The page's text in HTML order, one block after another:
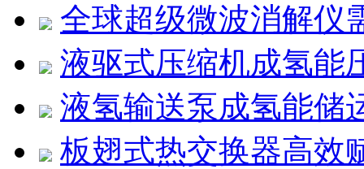
全球超级微波消解仪
液驱式压缩机成氢能
液氢输送泵成氢能储
板翅式热交换器高效